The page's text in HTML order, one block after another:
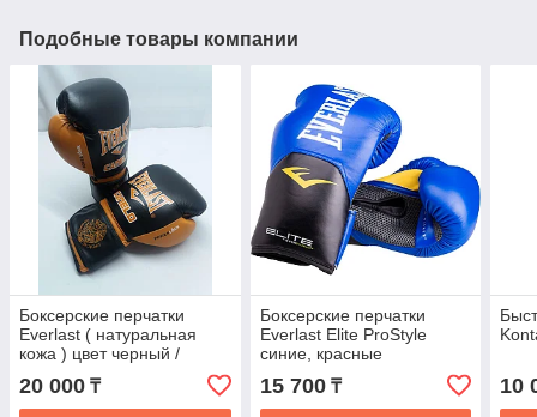
Подобные товары компании
Боксерские перчатки
Everlast ( натуральная
кожа ) цвет черный /
оранжевый
20 000 ₸
Боксерские перчатки
Everlast Elite ProStyle
синие, красные
15 700₸ 10